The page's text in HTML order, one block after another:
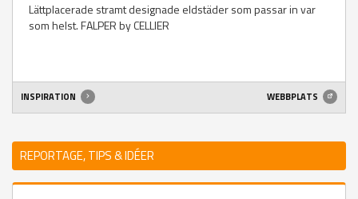
Lättplacerade stramt designade eldstäder som passar in var
som helst. FALPER by CELLIER
INSPIRATION WEBBPLATS
REPORTAGE, TIPS & IDÉER